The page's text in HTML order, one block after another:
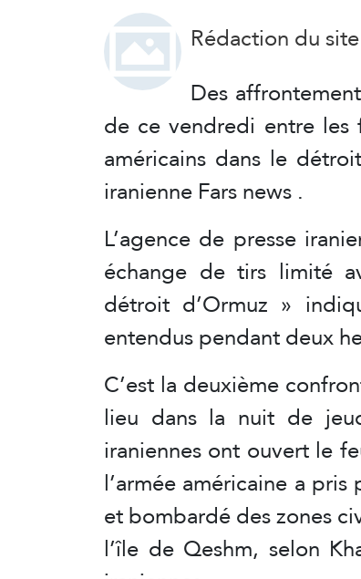
Rédaction du site
Des
de ce vendredi entre les
américains dans le
iranienne Fars news .
L’agence de presse
échange de tirs limité
détroit d’Ormuz »
entendus pendant deux
C’est la deuxième
lieu dans la nuit de
iraniennes ont ouvert le
l’armée américaine a
et bombardé des zones
l’île de Qeshm, selon